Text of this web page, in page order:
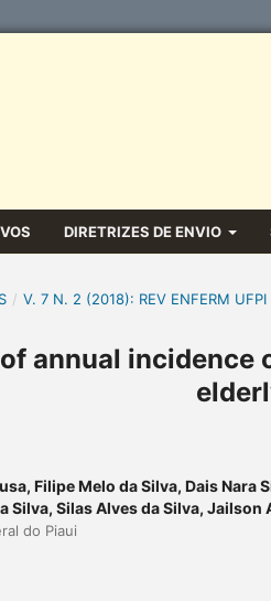
DIRETRIZES DE ENVIO
/ V. 7 N. 2 (2018): REV ENFERM UFPI
annual incidence
Filipe Melo da Silva, Dais Nara
Silva, Silas Alves da Silva, Jailson
do Piaui